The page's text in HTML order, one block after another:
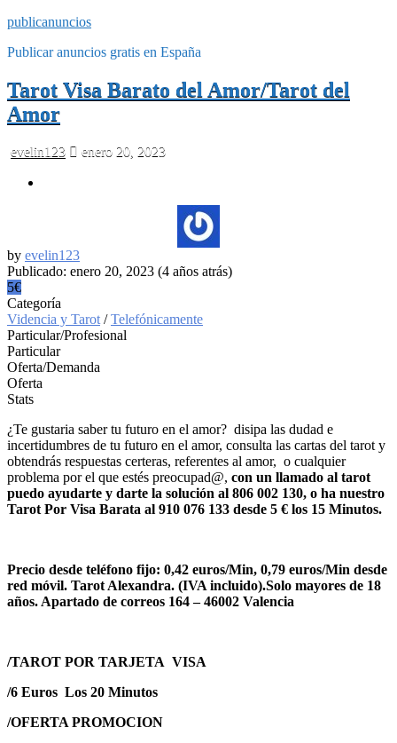
publicanuncios
Publicar anuncios gratis en España
Tarot Visa Barato del Amor/Tarot del
Amor
evelin123 enero 20, 2023
by evelin123
Publicado: enero 20, 2023 (4 años atrás)
5€
Categoría
Videncia y Tarot /Telefónicamente
Particular/Profesional
Particular
Oferta/Demanda
Oferta
Stats
¿Te gustaria saber tu futuro en el amor? disipa las dudad e
incertidumbres de tu futuro en el amor, consulta las cartas del tarot y
obtendrás respuestas certeras, referentes al amor, o cualquier
problema por el que estés preocupad@, con un llamado al tarot
puedo ayudarte y darte la solución al 806 002 130, o ha nuestro
Tarot Por Visa Barata al 910 076 133 desde 5 € los 15 Minutos.
Precio desde teléfono fijo: 0,42 euros/Min, 0,79 euros/Min desde
red móvil. Tarot Alexandra. (IVA incluido).Solo mayores de 18
años. Apartado de correos 164 – 46002 Valencia
/TAROT POR TARJETA VISA
/6 Euros Los 20 Minutos
/OFERTA PROMOCION